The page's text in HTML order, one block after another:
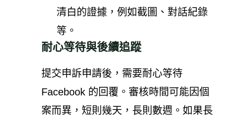
清白的證據，例如截圖、對話紀錄
等。
耐心等待與後續追蹤
提交申訴申請後，需要耐心等待
Facebook 的回覆。審核時間可能因個
案而異，短則幾天，長則數週。如果長